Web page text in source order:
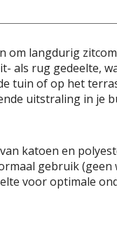
om langdurig
als rug gedeelte,
tuin of op het
uitstraling in je
katoen en
gebruik
voor optimale